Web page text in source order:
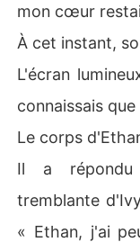
mon cœur
À cet instant,
L'écran
connaissais
Le corps
Il a répondu
tremblante
« Ethan, j'ai